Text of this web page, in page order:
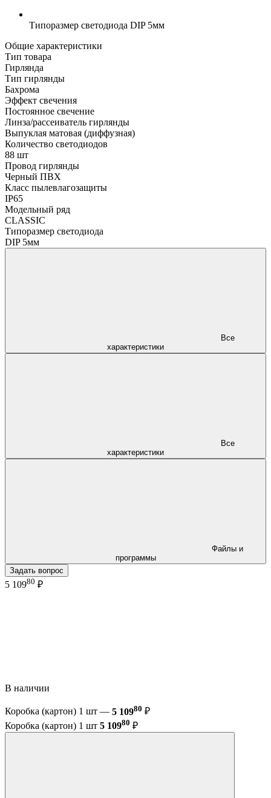
Типоразмер светодиода DIP 5мм
Общие характеристики
Тип товара
Гирлянда
Тип гирлянды
Бахрома
Эффект свечения
Постоянное свечение
Линза/рассеиватель гирлянды
Выпуклая матовая (диффузная)
Количество светодиодов
88 шт
Провод гирлянды
Черный ПВХ
Класс пылевлагозащиты
IP65
Модельный ряд
CLASSIC
Типоразмер светодиода
DIP 5мм
характеристики
характеристики
программы
Задать вопрос
5 10980 ₽
В наличии
Коробка (картон) 1 шт — 5 10980 ₽
Коробка (картон) 1 шт 5 10980 ₽